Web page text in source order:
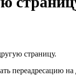
страницу.
переадресацию